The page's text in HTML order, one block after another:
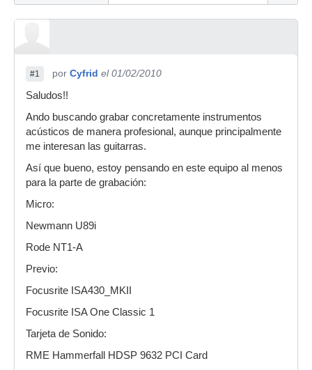
#1 por Cyfrid el 01/02/2010
Saludos!!
Ando buscando grabar concretamente instrumentos
acústicos de manera profesional, aunque principalmente
me interesan las guitarras.
Así que bueno, estoy pensando en este equipo al menos
para la parte de grabación:
Micro:
Newmann U89i
Rode NT1-A
Previo:
Focusrite ISA430_MKII
Focusrite ISA One Classic 1
Tarjeta de Sonido:
RME Hammerfall HDSP 9632 PCI Card